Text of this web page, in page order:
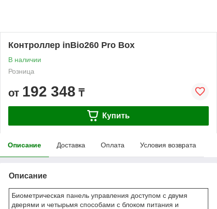
Контроллер inBio260 Pro Box
В наличии
Розница
от 192 348 ₸
Купить
Описание Доставка Оплата Условия возврата
Описание
Биометрическая панель управления доступом с двумя
дверями и четырьмя способами с блоком питания и